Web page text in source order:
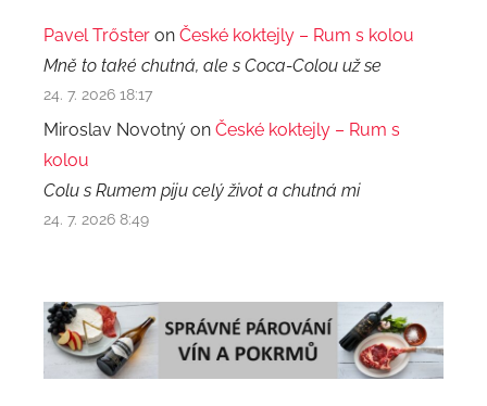
Pavel Trőster on České koktejly – Rum s kolou
Mně to také chutná, ale s Coca-Colou už se
24. 7. 2026 18:17
Miroslav Novotný on České koktejly – Rum s
kolou
Colu s Rumem piju celý život a chutná mi
24. 7. 2026 8:49